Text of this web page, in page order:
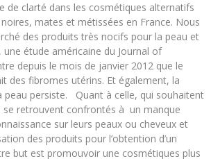
de clarté dans les cosmétiques alternatifs
mates et métissées en France. Nous
des produits très nocifs pour la peau et
une étude américaine du Journal of
depuis le mois de janvier 2012 que le
des fibromes utérins. Et également, la
peau persiste. Quant à celle, qui souhaitent
se retrouvent confrontés à un manque
sur leurs peaux ou cheveux et
des produits pour l’obtention d’un
but est promouvoir une cosmétiques plus